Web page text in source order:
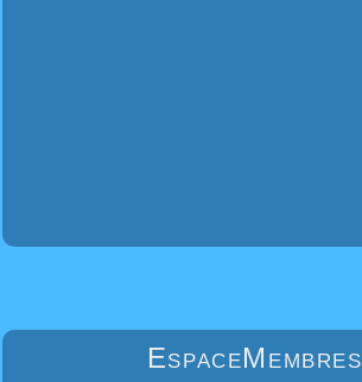
EspaceMembres